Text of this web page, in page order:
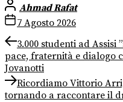
Ahmad Rafat
7 Agosto 2026
Navigazione
articoli
Previous
post:
3.000 studenti ad Assisi
pace, fraternità e dialogo
Jovanotti
Next
post:
Ricordiamo Vittorio
tornando a raccontare il